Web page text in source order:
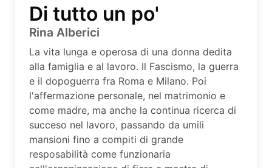
Di tutto un po'
Rina Alberici
La vita lunga e operosa di una donna dedita
alla famiglia e al lavoro. Il Fascismo, la guerra
e il dopoguerra fra Roma e Milano. Poi
l'affermazione personale, nel matrimonio e
come madre, ma anche la continua ricerca di
succeso nel lavoro, passando da umili
mansioni fino a compiti di grande
resposabilità come funzionaria